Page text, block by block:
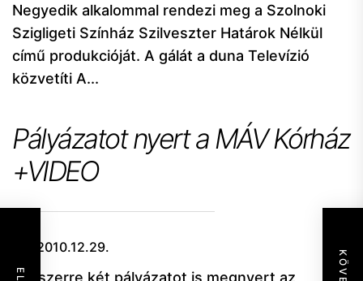
Negyedik alkalommal rendezi meg a Szolnoki
Szigligeti Színház Szilveszter Határok Nélkül
című produkcióját. A gálát a duna Televízió
közvetíti A...
Pályázatot nyert a MÁV Kórház
+VIDEO
2010.12.29.